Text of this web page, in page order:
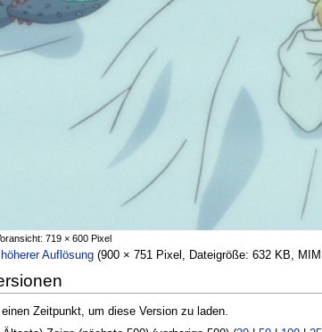
719 × 600 Pixel
Auflösung (900 × 751 Pixel, Dateigröße: 632 KB,
Zeitpunkt, um diese Version zu laden.